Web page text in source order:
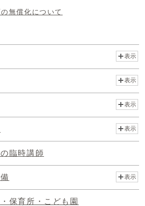
無償化について
表示
表示
表示
表示
臨時講師
表示
保育所・こども園